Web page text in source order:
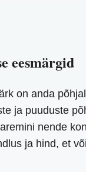
eesmärgid
on anda
ja puuduste
nende
ja hind, et